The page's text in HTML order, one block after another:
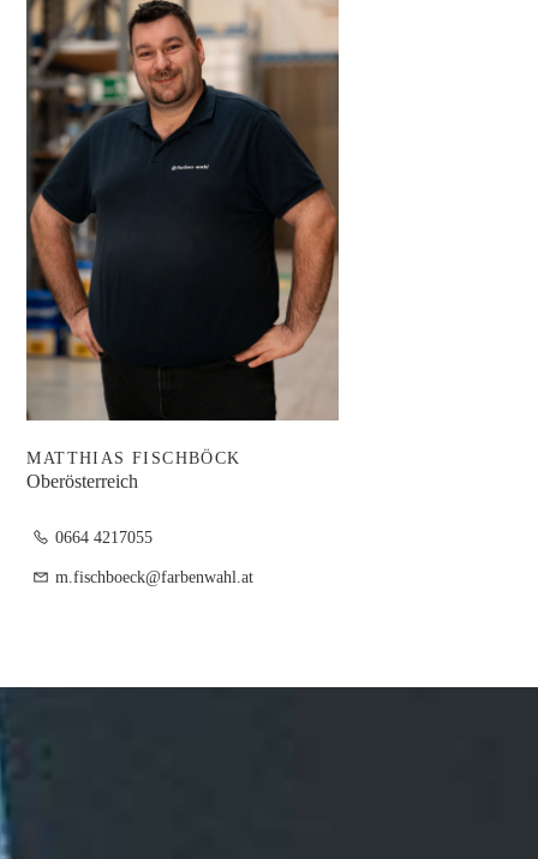
MATTHIAS FISCHBÖCK
Oberösterreich
0664 4217055
m.fischboeck@farbenwahl.at